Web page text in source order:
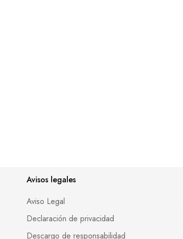
Avisos legales
Aviso Legal
Declaración de privacidad
Descargo de responsabilidad